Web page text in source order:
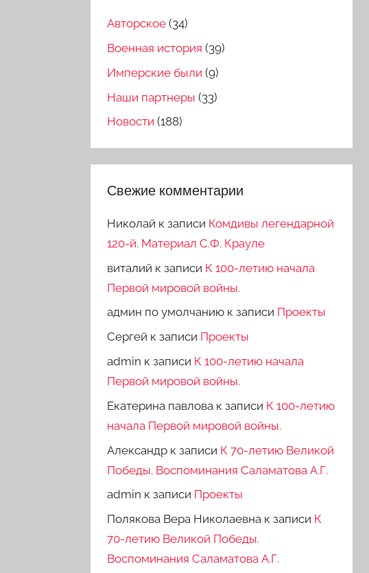
Авторское (34)
Военная история (39)
Имперские были (9)
Наши партнеры (33)
Новости (188)
Свежие комментарии
Николай к записи Комдивы легендарной
120-й. Материал С.Ф. Крауле
виталий к записи К 100-летию начала
Первой мировой войны.
админ по умолчанию к записи Проекты
Сергей к записи Проекты
admin к записи К 100-летию начала
Первой мировой войны.
Екатерина павлова к записи К 100-летию
начала Первой мировой войны.
Александр к записи К 70-летию Великой
Победы. Воспоминания Саламатова А.Г.
admin к записи Проекты
Полякова Вера Николаевна к записи К
70-летию Великой Победы.
Воспоминания Саламатова А.Г.